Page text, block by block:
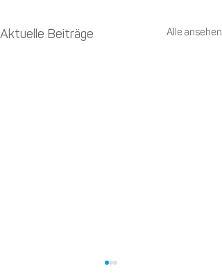
Aktuelle Beiträge Alle ansehen